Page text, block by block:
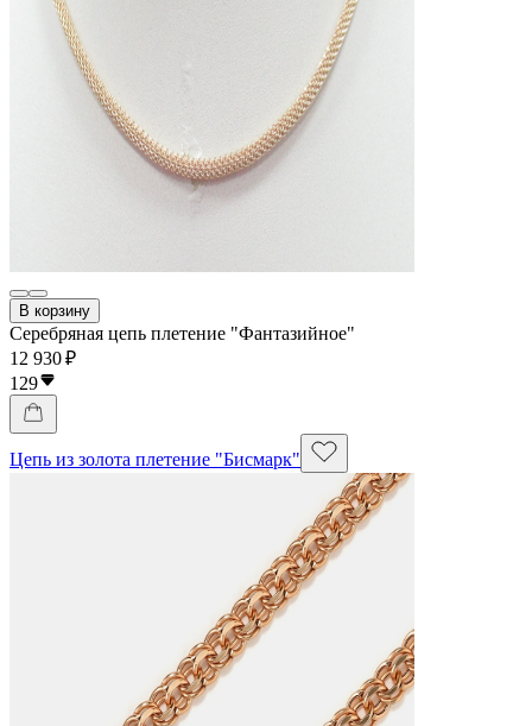
В корзину
Серебряная цепь плетение "Фантазийное"
12 930 ₽
129
Цепь из золота плетение "Бисмарк"